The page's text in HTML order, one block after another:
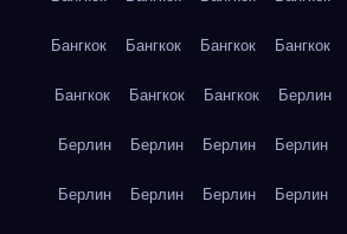
Бангкок Бангкок Бангкок Бангкок
Бангкок Бангкок Бангкок Берлин
Берлин Берлин Берлин Берлин
Берлин Берлин Берлин Берлин